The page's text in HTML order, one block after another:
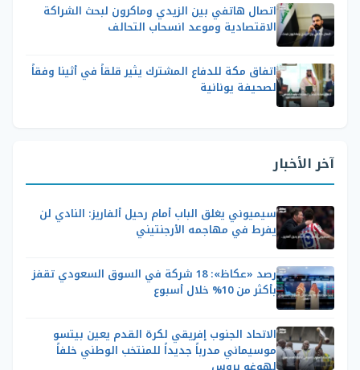
اتصال هاتفي بين الزيدي وماكرون لبحث الشراكة
الاقتصادية وموعد انسحاب التحالف
اتفاق مكة للدفاع المشترك يثير قلقاً في أثينا وفقاً
لصحيفة يونانية
آخر الأخبار
سيميوني يغلق الباب أمام رحيل ألفاريز: النادي لن
يفرط في مهاجمه الأرجنتيني
رصد «عكاظ»: 18 شركة في السوق السعودي تقفز
بأكثر من 10% خلال أسبوع
الاتحاد الجنوب إفريقي لكرة القدم يعين بيتسو
موسيماني مدرباً جديداً للمنتخب الوطني خلفاً